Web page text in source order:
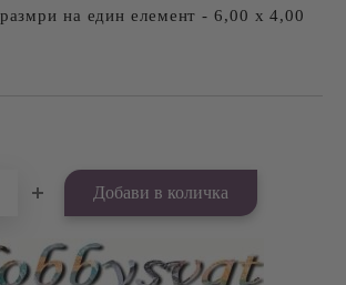
на един елемент - 6,00 х 4,00